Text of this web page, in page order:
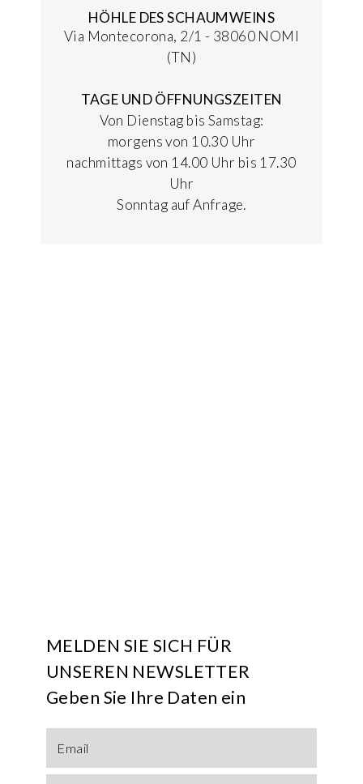
HÖHLE DES SCHAUMWEINS
Via Montecorona, 2/1 - 38060 NOMI
(TN)
TAGE UND ÖFFNUNGSZEITEN
Von Dienstag bis Samstag:
morgens von 10.30 Uhr
nachmittags von 14.00 Uhr bis 17.30
Uhr
Sonntag auf Anfrage.
MELDEN SIE SICH FÜR
UNSEREN NEWSLETTER
Geben Sie Ihre Daten ein